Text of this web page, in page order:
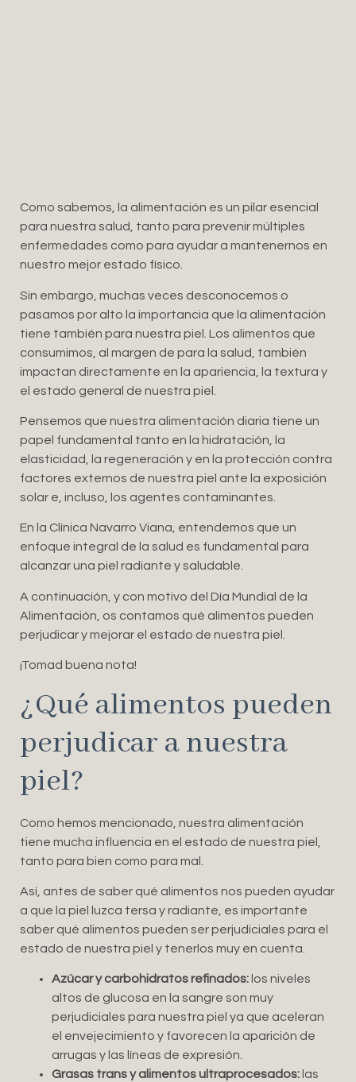
Como sabemos, la alimentación es un pilar esencial
para nuestra salud, tanto para prevenir múltiples
enfermedades como para ayudar a mantenernos en
nuestro mejor estado físico.
Sin embargo, muchas veces desconocemos o
pasamos por alto la importancia que la alimentación
tiene también para nuestra piel. Los alimentos que
consumimos, al margen de para la salud, también
impactan directamente en la apariencia, la textura y
el estado general de nuestra piel.
Pensemos que nuestra alimentación diaria tiene un
papel fundamental tanto en la hidratación, la
elasticidad, la regeneración y en la protección contra
factores externos de nuestra piel ante la exposición
solar e, incluso, los agentes contaminantes.
En la Clínica Navarro Viana, entendemos que un
enfoque integral de la salud es fundamental para
alcanzar una piel radiante y saludable.
A continuación, y con motivo del Día Mundial de la
Alimentación, os contamos qué alimentos pueden
perjudicar y mejorar el estado de nuestra piel.
¡Tomad buena nota!
¿Qué alimentos pueden
perjudicar a nuestra
piel?
Como hemos mencionado, nuestra alimentación
tiene mucha influencia en el estado de nuestra piel,
tanto para bien como para mal.
Así, antes de saber qué alimentos nos pueden ayudar
a que la piel luzca tersa y radiante, es importante
saber qué alimentos pueden ser perjudiciales para el
estado de nuestra piel y tenerlos muy en cuenta.
Azúcar y carbohidratos refinados: los niveles
altos de glucosa en la sangre son muy
perjudiciales para nuestra piel ya que aceleran
el envejecimiento y favorecen la aparición de
arrugas y las líneas de expresión.
Grasas trans y alimentos ultraprocesados: las